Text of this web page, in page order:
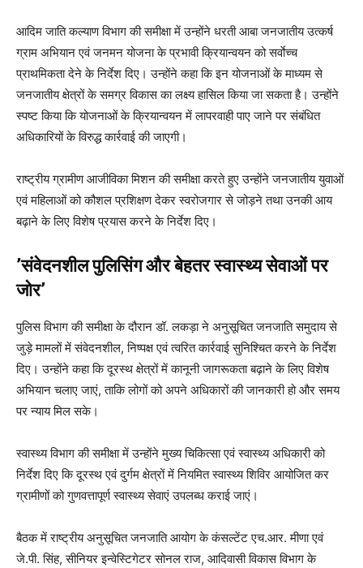
आदिम जाति कल्याण विभाग की समीक्षा में उन्होंने धरती आबा जनजातीय उत्कर्ष
ग्राम अभियान एवं जनमन योजना के प्रभावी क्रियान्वयन को सर्वाेच्च
प्राथमिकता देने के निर्देश दिए। उन्होंने कहा कि इन योजनाओं के माध्यम से
जनजातीय क्षेत्रों के समग्र विकास का लक्ष्य हासिल किया जा सकता है। उन्होंने
स्पष्ट किया कि योजनाओं के क्रियान्वयन में लापरवाही पाए जाने पर संबंधित
अधिकारियों के विरुद्ध कार्रवाई की जाएगी।
राष्ट्रीय ग्रामीण आजीविका मिशन की समीक्षा करते हुए उन्होंने जनजातीय युवाओं
एवं महिलाओं को कौशल प्रशिक्षण देकर स्वरोजगार से जोड़ने तथा उनकी आय
बढ़ाने के लिए विशेष प्रयास करने के निर्देश दिए।
’संवेदनशील पुलिसिंग और बेहतर स्वास्थ्य सेवाओं पर
जोर’
पुलिस विभाग की समीक्षा के दौरान डॉ. लकड़ा ने अनुसूचित जनजाति समुदाय से
जुड़े मामलों में संवेदनशील, निष्पक्ष एवं त्वरित कार्रवाई सुनिश्चित करने के निर्देश
दिए। उन्होंने कहा कि दूरस्थ क्षेत्रों में कानूनी जागरूकता बढ़ाने के लिए विशेष
अभियान चलाए जाएं, ताकि लोगों को अपने अधिकारों की जानकारी हो और समय
पर न्याय मिल सके।
स्वास्थ्य विभाग की समीक्षा में उन्होंने मुख्य चिकित्सा एवं स्वास्थ्य अधिकारी को
निर्देश दिए कि दूरस्थ एवं दुर्गम क्षेत्रों में नियमित स्वास्थ्य शिविर आयोजित कर
ग्रामीणों को गुणवत्तापूर्ण स्वास्थ्य सेवाएं उपलब्ध कराई जाएं।
बैठक में राष्ट्रीय अनुसूचित जनजाति आयोग के कंसल्टेंट एच.आर. मीणा एवं
जे.पी. सिंह, सीनियर इन्वेस्टिगेटर सोनल राज, आदिवासी विकास विभाग के